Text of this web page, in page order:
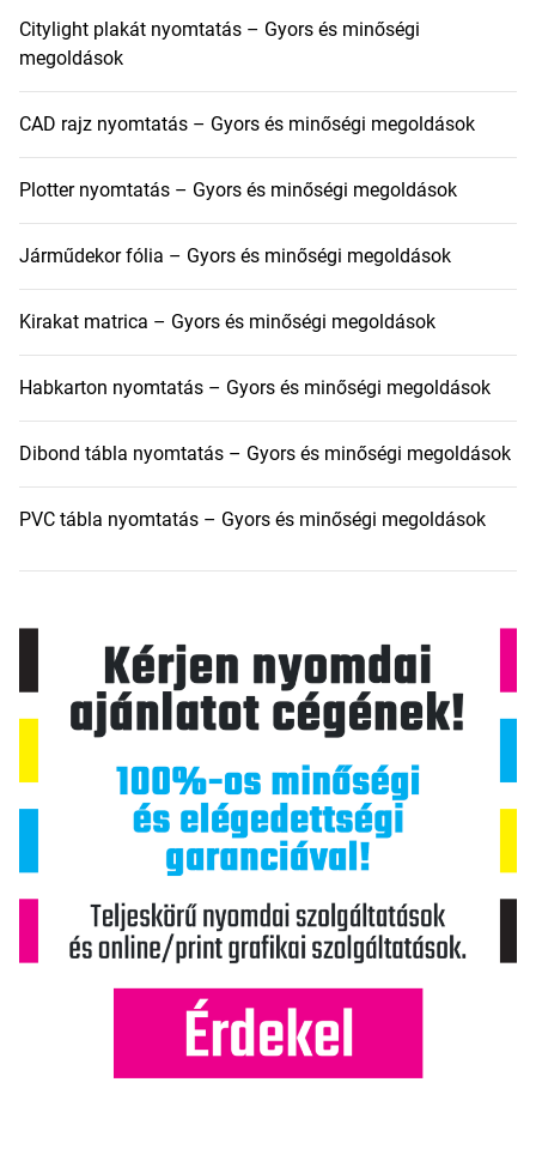
Citylight plakát nyomtatás – Gyors és minőségi
megoldások
CAD rajz nyomtatás – Gyors és minőségi megoldások
Plotter nyomtatás – Gyors és minőségi megoldások
Járműdekor fólia – Gyors és minőségi megoldások
Kirakat matrica – Gyors és minőségi megoldások
Habkarton nyomtatás – Gyors és minőségi megoldások
Dibond tábla nyomtatás – Gyors és minőségi megoldások
PVC tábla nyomtatás – Gyors és minőségi megoldások